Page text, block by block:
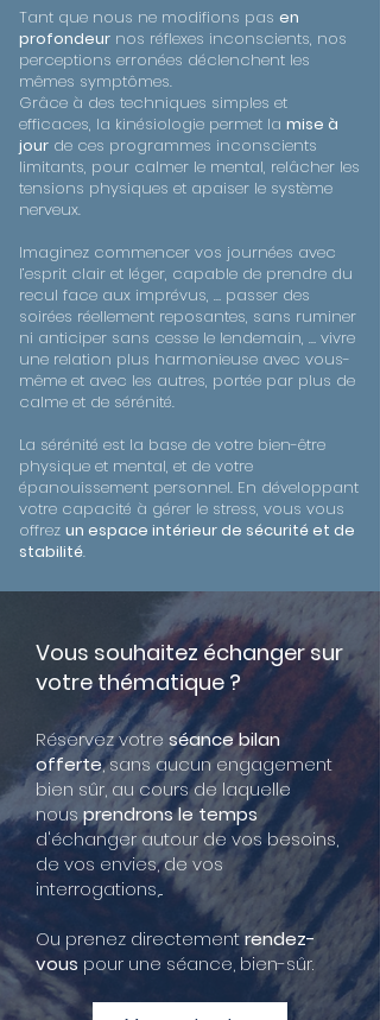
Tant que nous ne modifions pas en
profondeur nos réflexes inconscients, nos
perceptions erronées déclenchent les
mêmes symptômes.
Grâce à des techniques simples et
efficaces, la kinésiologie permet la mise à
jour de ces programmes inconscients
limitants, pour calmer le mental, relâcher les
tensions physiques et apaiser le système
nerveux.
Imaginez commencer vos journées avec
l’esprit clair et léger, capable de prendre du
recul face aux imprévus, … passer des
soirées réellement reposantes, sans ruminer
ni anticiper sans cesse le lendemain, … vivre
une relation plus harmonieuse avec vous-
même et avec les autres, portée par plus de
calme et de sérénité.
La sérénité est la base de votre bien-être
physique et mental, et de votre
épanouissement personnel. En développant
votre capacité à gérer le stress, vous vous
offrez un espace intérieur de sécurité et de
stabilité.
Vous souhaitez échanger sur
votre thématique ?
Réservez votre séance bilan
offerte, sans aucun engagement
bien sûr, au cours de laquelle
nousprendrons le temps
d'échanger autour de vos besoins,
de vos envies, de vos
interrogations,...
Ou prenez directementrendez-
vous pour une séance, bien-sûr.